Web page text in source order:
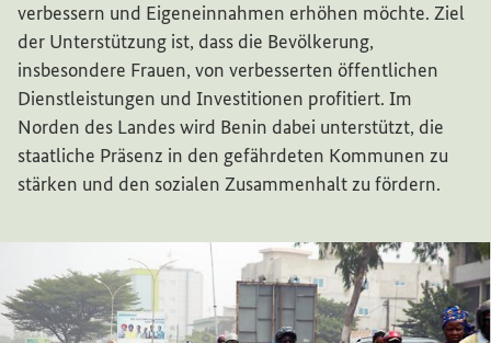
verbessern und Eigeneinnahmen erhöhen möchte. Ziel
der Unterstützung ist, dass die Bevölkerung,
insbesondere Frauen, von verbesserten öffentlichen
Dienstleistungen und Investitionen profitiert. Im
Norden des Landes wird Benin dabei unterstützt, die
staatliche Präsenz in den gefährdeten Kommunen zu
stärken und den sozialen Zusammenhalt zu fördern.